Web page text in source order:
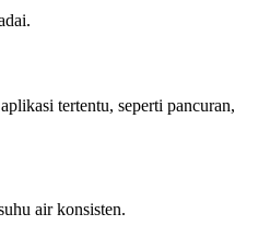
tertentu, seperti pancuran,
air konsisten.